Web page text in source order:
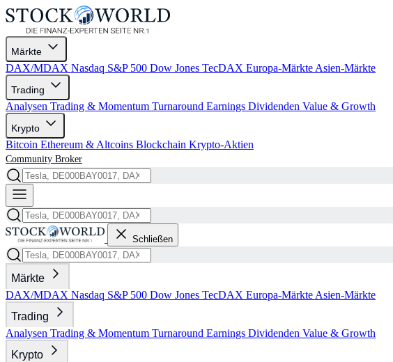
Märkte
DAX/MDAX Nasdaq S&P 500 Dow Jones TecDAX Europa-Märkte Asien-Märkte
Trading
Analysen Trading & Momentum Turnaround Earnings Dividenden Value & Growth
Krypto
Bitcoin Ethereum & Altcoins Blockchain Krypto-Aktien
Community Broker
Schließen
Märkte
DAX/MDAX Nasdaq S&P 500 Dow Jones TecDAX Europa-Märkte Asien-Märkte
Trading
Analysen Trading & Momentum Turnaround Earnings Dividenden Value & Growth
Krypto